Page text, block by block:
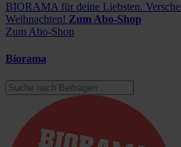
BIORAMA für deine Liebsten.
Weihnachten! Zum Abo-Shop
Zum Abo-Shop
Biorama